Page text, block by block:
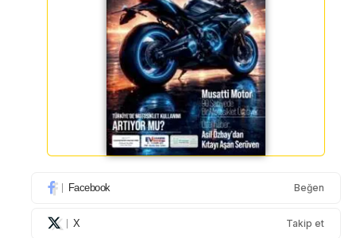
Facebook Beğen
X Takip et